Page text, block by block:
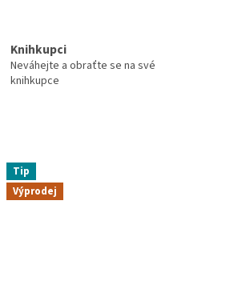
Knihkupci
Neváhejte a obraťte se na své
knihkupce
Tip
Výprodej